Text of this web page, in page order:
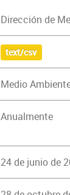
Dirección de
text/csv
Medio
Anualmente
24 de junio de